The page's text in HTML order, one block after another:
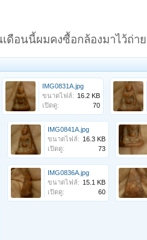
ดือนนี้ผมคงซื้อกล้องมาไว้ถ่า
IMG0831A.jpg
ขนาดไฟล์: 16.2 KB
เปิดดู:
70
IMG0841A.jpg
ขนาดไฟล์: 16.3 KB
เปิดดู:
73
IMG0836A.jpg
ขนาดไฟล์: 15.1 KB
เปิดดู:
60